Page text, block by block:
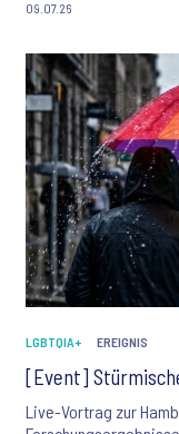
09.07.26
LGBTQIA+ EREIGNIS
[Event]
Live-Vortrag zur